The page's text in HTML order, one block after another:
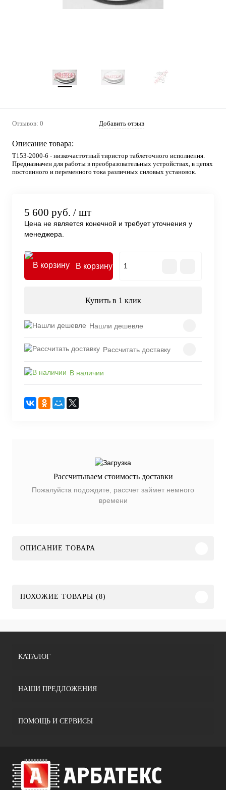
Отзывов: 0 Добавить отзыв
Описание товара:
Т153-2000-6 - низкочастотный тиристор таблеточного исполнения.
Предназначен для работы в преобразовательных устройствах, в цепях
постоянного и переменного тока различных силовых установок.
5 600 руб. / шт
Цена не является конечной и требует уточнения у
менеджера.
В корзину
Купить в 1 клик
Нашли дешевле
Рассчитать доставку
В наличии
Рассчитываем стоимость доставки
Пожалуйста подождите, рассчет займет немного
времени
ОПИСАНИЕ ТОВАРА
ПОХОЖИЕ ТОВАРЫ (8)
КАТАЛОГ
НАШИ ПРЕДЛОЖЕНИЯ
ПОМОЩЬ И СЕРВИСЫ